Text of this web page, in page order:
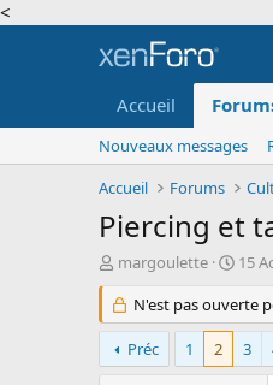
<
Accueil
Nouveaux messages
Accueil
Forums
Piercing et
A
t
e
u
r
margoulette
D
t
e
d
e
15
N'est pas ouverte
Préc 1 2 3